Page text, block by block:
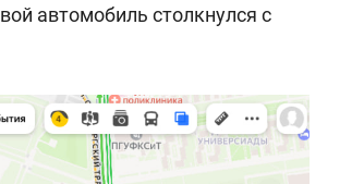
автомобиль столкнулся с